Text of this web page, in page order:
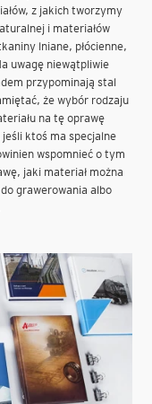
z jakich tworzymy
i materiałów
lniane, płócienne,
uwagę niewątpliwie
przypominają stal
że wybór rodzaju
na tę oprawę
ktoś ma specjalne
wspomnieć o tym
jaki materiał można
grawerowania albo